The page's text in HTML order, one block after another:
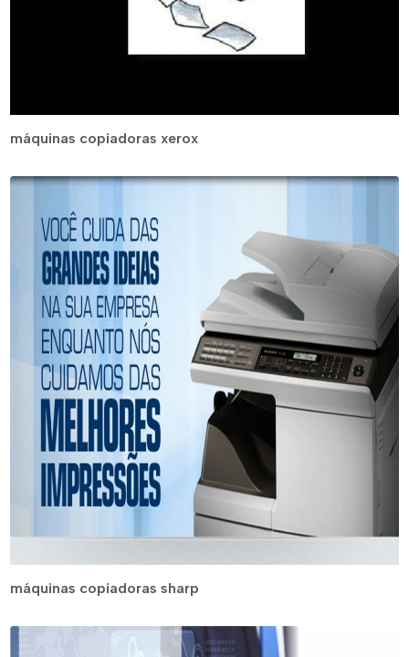
máquinas copiadoras xerox
máquinas copiadoras sharp